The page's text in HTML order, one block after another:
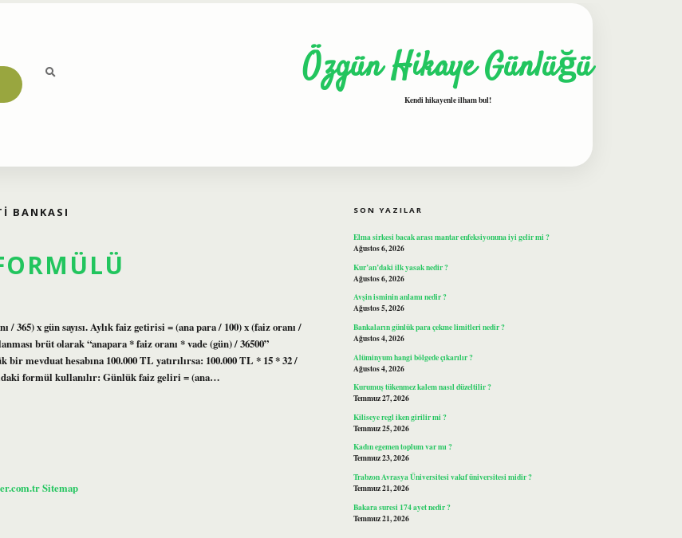
Özgün Hikaye Günlüğü
Kendi hikayenle ilham bul!
BANKASI
365) x gün sayısı. Aylık faiz getirisi = (ana para / 100) x (faiz oranı /
brüt olarak “anapara * faiz oranı * vade (gün) / 36500”
mevduat hesabına 100.000 TL yatırılırsa: 100.000 TL * 15 * 32 /
formül kullanılır: Günlük faiz geliri = (ana…
Sitemap
SON YAZILAR
Elma sirkesi bacak arası mantar enfeksiyonuna iyi gelir mi ?
Ağustos 6, 2026
Kur’an’daki ilk yasak nedir ?
Ağustos 6, 2026
Avşin isminin anlamı nedir ?
Ağustos 5, 2026
Bankaların günlük para çekme limitleri nedir ?
Ağustos 4, 2026
Alüminyum hangi bölgede çıkarılır ?
Ağustos 4, 2026
Kurumuş tükenmez kalem nasıl düzeltilir ?
Temmuz 27, 2026
Kiliseye regl iken girilir mi ?
Temmuz 25, 2026
Kadın egemen toplum var mı ?
Temmuz 23, 2026
Trabzon Avrasya Üniversitesi vakıf üniversitesi midir ?
Temmuz 21, 2026
Bakara suresi 174 ayet nedir ?
Temmuz 21, 2026